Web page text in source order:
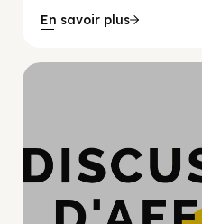
En savoir plus